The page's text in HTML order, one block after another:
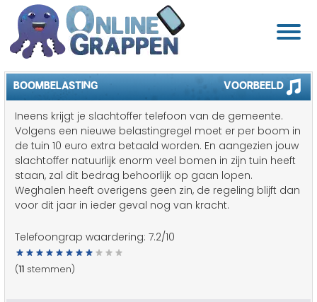
BOOMBELASTING Voorbeeld
Ineens krijgt je slachtoffer telefoon van de gemeente.
Volgens een nieuwe belastingregel moet er per boom in
de tuin 10 euro extra betaald worden. En aangezien jouw
slachtoffer natuurlijk enorm veel bomen in zijn tuin heeft
staan, zal dit bedrag behoorlijk op gaan lopen.
Weghalen heeft overigens geen zin, de regeling blijft dan
voor dit jaar in ieder geval nog van kracht.
Telefoongrap waardering: 7.2/10
(11 stemmen)